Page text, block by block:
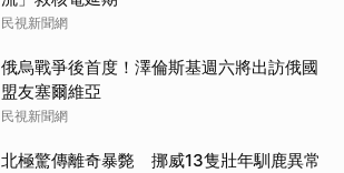
民視新聞網
俄烏戰爭後首度！澤倫斯基週六將出訪俄國
盟友塞爾維亞
民視新聞網
北極驚傳離奇暴斃 挪威13隻壯年馴鹿異常